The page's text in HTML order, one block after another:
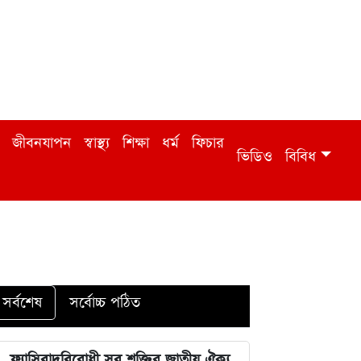
জীবনযাপন স্বাস্থ্য শিক্ষা ধর্ম ফিচার
ভিডিও বিবিধ
সর্বশেষ সর্বোচ্চ পঠিত